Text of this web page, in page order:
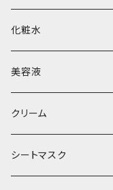
化粧水
美容液
クリーム
シートマスク